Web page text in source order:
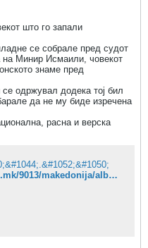
што го запали
се собрале пред судот
Минир Исмаили, човекот
знаме пред
одржувал додека тој бил
да не му биде изречена
расна и верска
http://www.mkd.mk/9013/makedonija/albancite-od-struga-mu-dadoa-podrska-na-minar-ismaili/